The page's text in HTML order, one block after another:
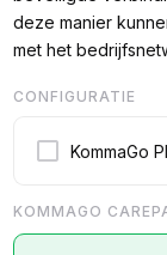
deze manier
met het
CONFIGURATIE
KommaGo
KOMMAGO